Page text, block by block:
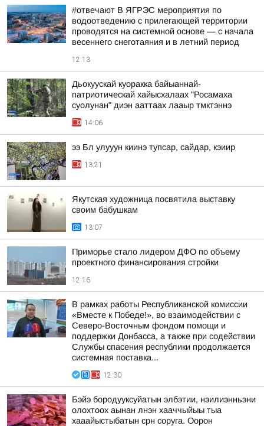
#отвечают В ЯГРЭС мероприятия по
водоотведению с прилегающей территории
проводятся на системной основе — с начала
весеннего снеготаяния и в летний период
12:13
Дьокуускай куоракка байыаннай-
патриотическай хайысхалаах "Росамаха
суолунан" диэн ааттаах лааыр тмктэннэ
14:06
ээ Бл улууун киинэ тупсар, сайдар, кэиир
13:21
Якутская художница посвятила выставку
своим бабушкам
13:07
Приморье стало лидером ДФО по объему
проектного финансирования стройки
12:16
В рамках работы Республиканской комиссии
«Вместе к Победе!», во взаимодействии с
Северо-Восточным фондом помощи и
поддержки Донбасса, а также при содействии
Службы спасения республики продолжается
системная поставка...
12:30
Бэйэ бородууксуйатын элбэтии, нэилиэнньэни
олохтоох аынан лнэн хааччыйыы тыа
хааайыстыбатын срн соруга. Оорон